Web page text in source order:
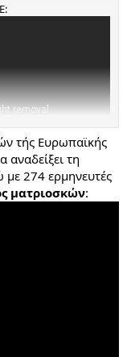
τής Ευρωπαϊκής
αναδείξει τη
274 ερμηνευτές
ματριοσκών: